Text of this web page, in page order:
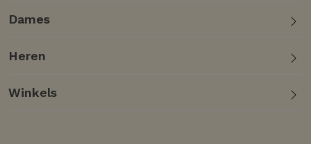
Dames
Heren
Winkels